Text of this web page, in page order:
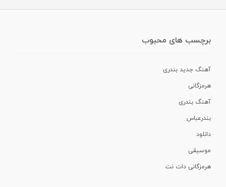
برچسب های محبوب
آهنگ جدید بندری
هرمزگانی
آهنگ بندری
بندرعباس
دانلود
موسیقی
هرمزگانی دات نت